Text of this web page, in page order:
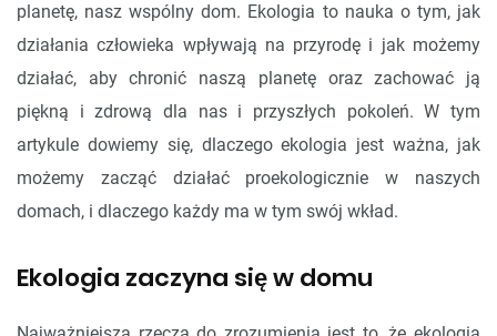
planetę, nasz wspólny dom. Ekologia to nauka o tym, jak
działania człowieka wpływają na przyrodę i jak możemy
działać, aby chronić naszą planetę oraz zachować ją
piękną i zdrową dla nas i przyszłych pokoleń. W tym
artykule dowiemy się, dlaczego ekologia jest ważna, jak
możemy zacząć działać proekologicznie w naszych
domach, i dlaczego każdy ma w tym swój wkład.
Ekologia zaczyna się w domu